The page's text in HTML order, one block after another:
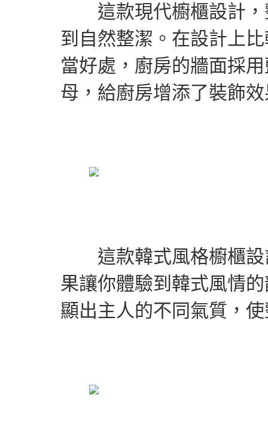
這款現代櫥櫃設計，
到自然整潔。在設計上
當好處，廚房的牆面採
母，給廚房增添了裝飾
這款韓式風格櫥櫃設
果讓你體驗到韓式風情
顯出主人的不同氣質，